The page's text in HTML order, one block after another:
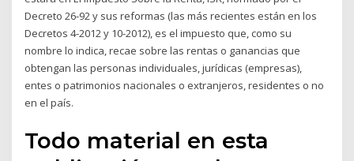
Decreto 26-92 y sus reformas (las más recientes están en los
Decretos 4-2012 y 10-2012), es el impuesto que, como su
nombre lo indica, recae sobre las rentas o ganancias que
obtengan las personas individuales, jurídicas (empresas),
entes o patrimonios nacionales o extranjeros, residentes o no
en el país.
Todo material en esta